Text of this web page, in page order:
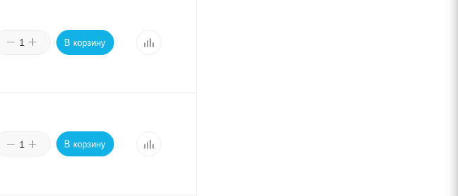
В корзину
В корзину